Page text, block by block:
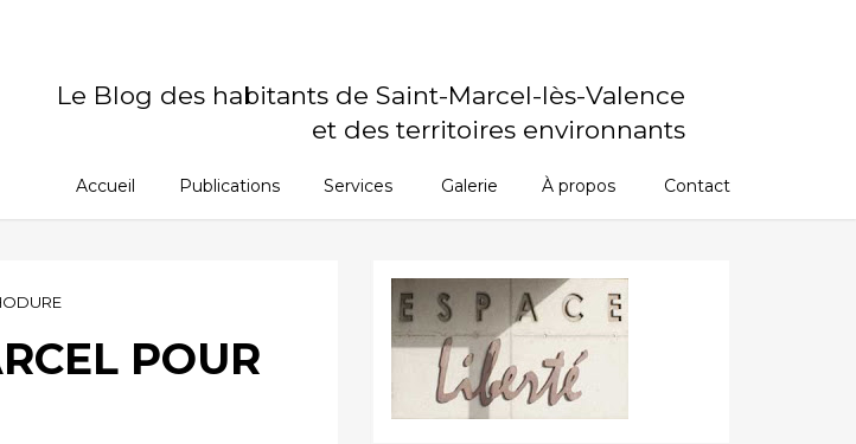
Le Blog des habitants de Saint-Marcel-lès-Valence
et des territoires environnants
Accueil Publications Services Galerie À propos Contact
POUR